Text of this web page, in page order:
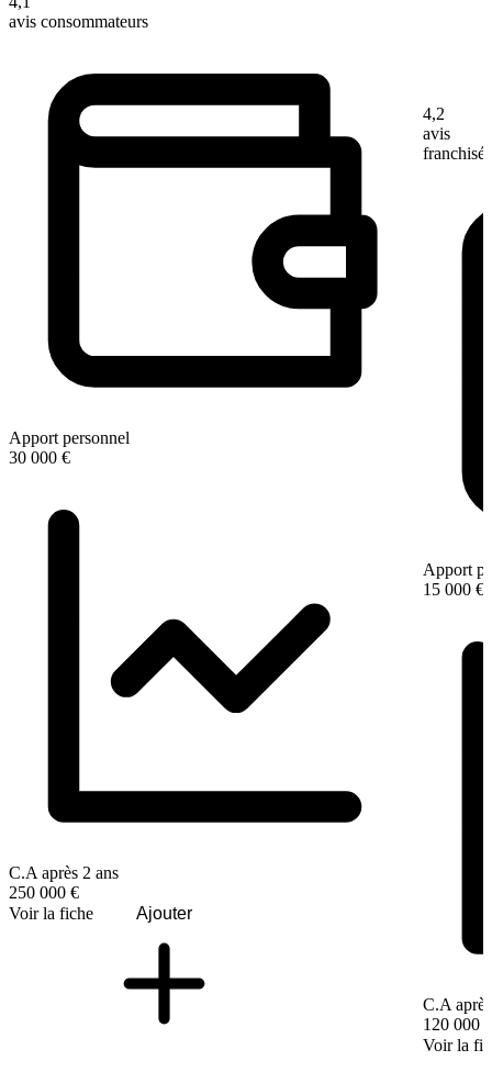
avis consommateurs
Apport personnel
30 000 €
C.A après 2 ans
250 000 €
Voir la fiche
Ajouter
4,2
avis
franchisé
Apport
15 000 €
C.A
120 000 €
Voir la